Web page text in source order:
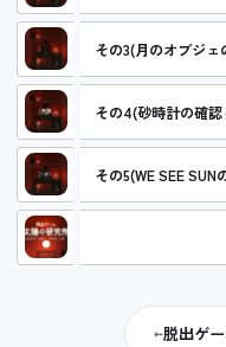
その3(月のオブジ
その4(砂時計の確
その5(WE SEE
←脱出ゲ